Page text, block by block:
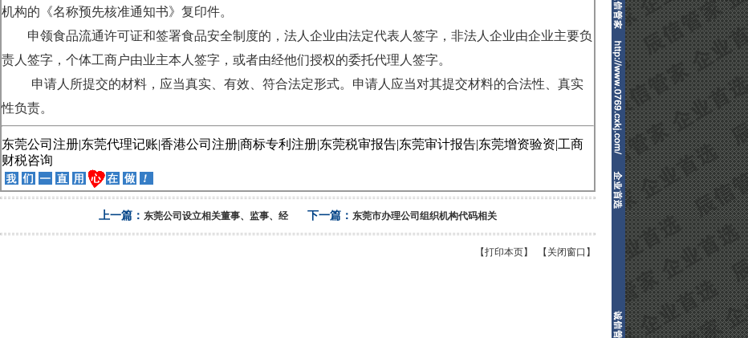
机构的《名称预先核准通知书》复印件。
申领食品流通许可证和签署食品安全制度的，法人企业由法定代表人签字，非法人企业由企业主要负
责人签字，个体工商户由业主本人签字，或者由经他们授权的委托代理人签字。
申请人所提交的材料，应当真实、有效、符合法定形式。申请人应当对其提交材料的合法性、真实
性负责。
东莞公司注册|东莞代理记账|香港公司 注册|商标专利注册|东莞税审报告|东莞审计报告|东莞增资验资|工商
财税咨询
上一篇： 东莞公司设立相关董事、监事、经下一篇： 东莞市办理公司组织机构代码相关
【打印本页】 【关闭窗口】